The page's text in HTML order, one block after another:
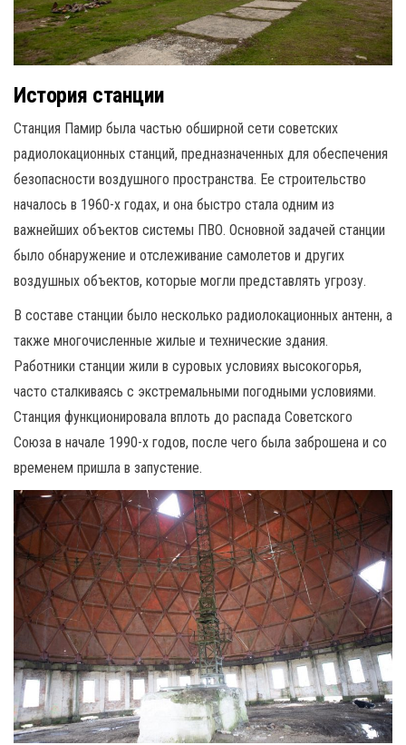
История станции
Станция Памир была частью обширной сети советских
радиолокационных станций, предназначенных для обеспечения
безопасности воздушного пространства. Ее строительство
началось в 1960-х годах, и она быстро стала одним из
важнейших объектов системы ПВО. Основной задачей станции
было обнаружение и отслеживание самолетов и других
воздушных объектов, которые могли представлять угрозу.
В составе станции было несколько радиолокационных антенн, а
также многочисленные жилые и технические здания.
Работники станции жили в суровых условиях высокогорья,
часто сталкиваясь с экстремальными погодными условиями.
Станция функционировала вплоть до распада Советского
Союза в начале 1990-х годов, после чего была заброшена и со
временем пришла в запустение.